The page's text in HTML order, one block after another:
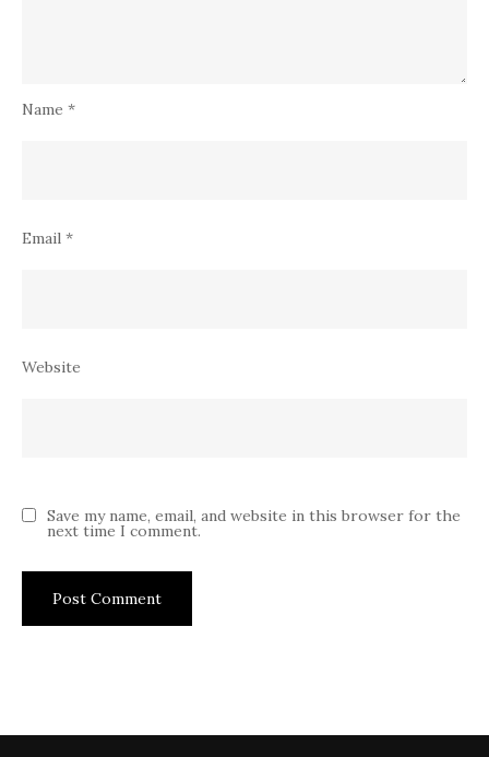
Name *
Email *
Website
Save my name, email, and website in this browser for the
next time I comment.